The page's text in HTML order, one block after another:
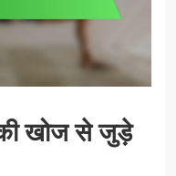
की खोज से जुड़े